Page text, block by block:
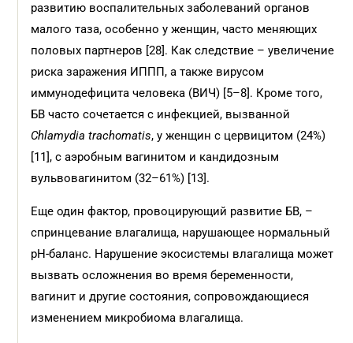
развитию воспалительных заболеваний органов
малого таза, особенно у женщин, часто меняющих
половых партнеров [28]. Как следствие – увеличение
риска заражения ИППП, а также вирусом
иммунодефицита человека (ВИЧ) [5–8]. Кроме того,
БВ часто сочетается с инфекцией, вызванной
Chlamydia trachomatis, у женщин с цервицитом (24%)
[11], с аэробным вагинитом и кандидозным
вульвовагинитом (32–61%) [13].
Еще один фактор, провоцирующий развитие БВ, –
спринцевание влагалища, нарушающее нормальный
pH-баланс. Нарушение экосистемы влагалища может
вызвать осложнения во время беременности,
вагинит и другие состояния, сопровождающиеся
изменением микробиома влагалища.